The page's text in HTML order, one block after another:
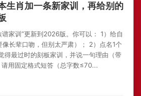
生肖加一条新家训，再给别的
家训”更新到2026版。你可以： 1）给自
长辈口吻，但别太严肃）； 2）点名1个
得最过时的刻板家训，并说一句理由（带
用固定格式短答（总字数≤70...